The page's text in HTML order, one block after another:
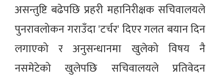
असन्तुष्टि बढेपछि प्रहरी महानिरीक्षक सचिवालयले
पुनरावलोकन गराउँदा 'टर्चर' दिएर गलत बयान दिन
लगाएको र अनुसन्धानमा खुलेको विषय नै
नसमेटेको खुलेपछि सचिवालयले प्रतिवेदन